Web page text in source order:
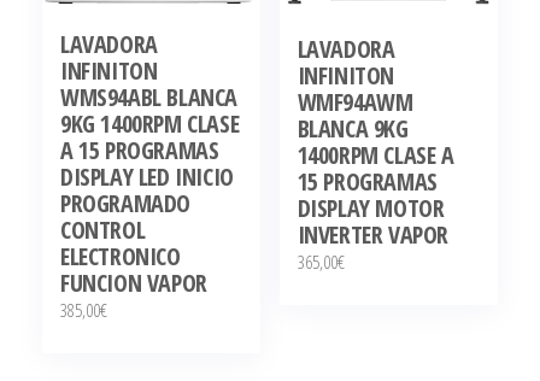
LAVADORA
INFINITON
WMS94ABL BLANCA
9KG 1400RPM CLASE
A 15 PROGRAMAS
DISPLAY LED INICIO
PROGRAMADO
CONTROL
ELECTRONICO
FUNCION VAPOR
385,00€
LAVADORA
INFINITON
WMF94AWM
BLANCA 9KG
1400RPM CLASE A
15 PROGRAMAS
DISPLAY MOTOR
INVERTER VAPOR
365,00€